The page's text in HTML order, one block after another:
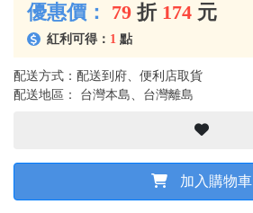
優惠價： 79 折 174 元
紅利可得： 1 點
配送方式：配送到府、便利店取貨
配送地區： 台灣本島、台灣離島
加入購物車